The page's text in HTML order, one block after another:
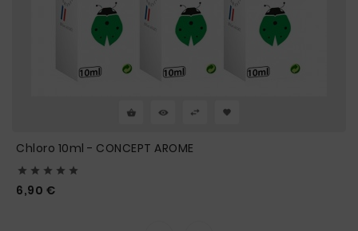
Chloro 10ml - CONCEPT AROME
    
6,90 €